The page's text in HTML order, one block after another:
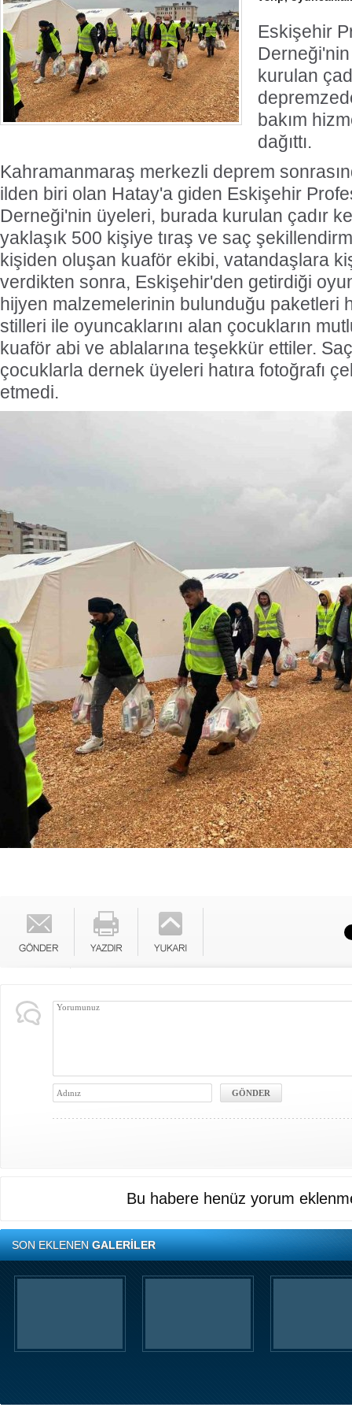
Eskişehir
kurulan
bakım
dağıttı.
Kahramanmaraş merkezli deprem
ilden biri olan Hatay'a giden Eskişehir
Derneği'nin üyeleri, burada kurulan çadır
yaklaşık 500 kişiye tıraş ve saç
kişiden oluşan kuaför ekibi, vatandaşlara
verdikten sonra, Eskişehir'den getirdiği
hijyen malzemelerinin bulunduğu paketleri
stilleri ile oyuncaklarını alan çocukların
kuaför abi ve ablalarına teşekkür ettiler. Saç
çocuklarla dernek üyeleri hatıra fotoğrafı
etmedi.
Bu habere henüz yorum
SON EKLENENGALERİLER